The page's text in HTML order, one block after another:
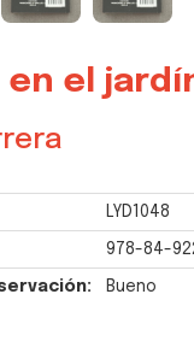
en el
LYD1048
978-84-
Bueno